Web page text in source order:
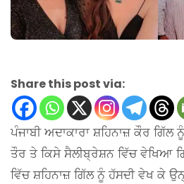
Share this post via:
ਪੰਜਾਬੀ ਅਦਾਕਾਰਾ ਸ਼ਹਿਨਾਜ਼ ਕੌਰ
ਤੌਰ ਤੇ ਕਿਸੇ ਸੈਲੀਬ੍ਰੇਸ਼ਨ ਵਿੱਚ ਵੇਖਿਆ
ਵਿੱਚ ਸ਼ਹਿਨਾਜ਼ ਗਿੱਲ ਨੂੰ ਹੱਸਦੀ ਵੇਖ ਕੇ